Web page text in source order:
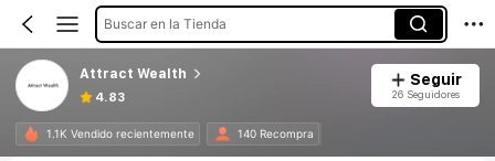
Buscar en la Tienda
Attract Wealth
4.83
Seguir
26 Seguidores
1.1K Vendido recientemente 140 Recompra